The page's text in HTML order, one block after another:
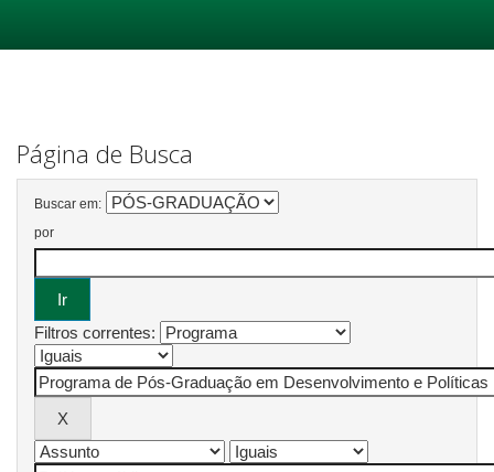
Página de Busca
Buscar em:
por
Filtros correntes: